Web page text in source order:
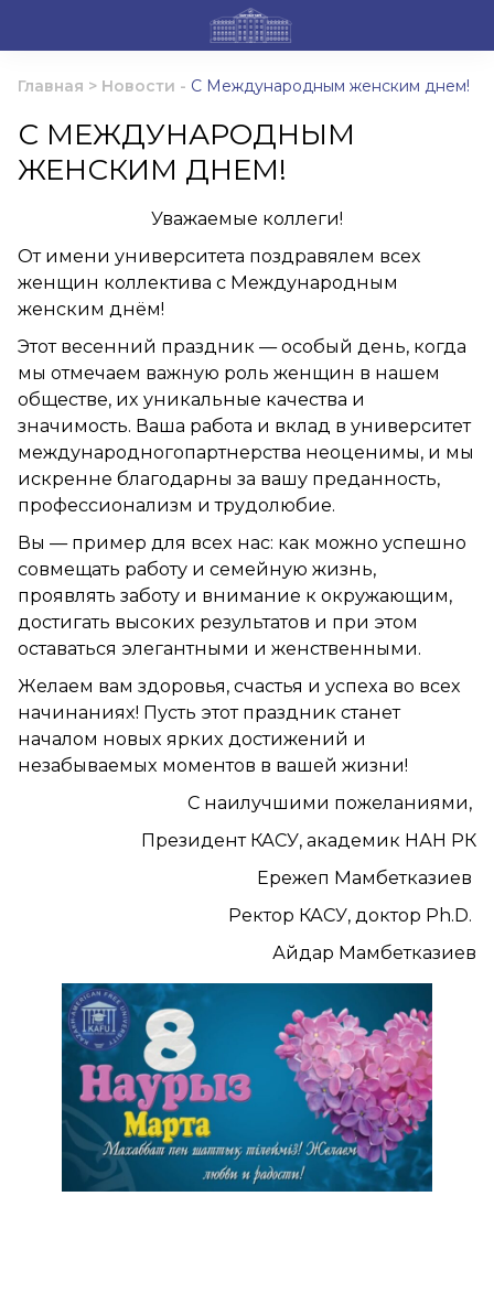
Главная > Новости - С Международным женским днем!
С МЕЖДУНАРОДНЫМ
ЖЕНСКИМ ДНЕМ!
Уважаемые коллеги!
От имени университета поздравялем всех
женщин коллектива с Международным
женским днём!
Этот весенний праздник — особый день, когда
мы отмечаем важную роль женщин в нашем
обществе, их уникальные качества и
значимость. Ваша работа и вклад в университет
международногопартнерства неоценимы, и мы
искренне благодарны за вашу преданность,
профессионализм и трудолюбие.
Вы — пример для всех нас: как можно успешно
совмещать работу и семейную жизнь,
проявлять заботу и внимание к окружающим,
достигать высоких результатов и при этом
оставаться элегантными и женственными.
Желаем вам здоровья, счастья и успеха во всех
начинаниях! Пусть этот праздник станет
началом новых ярких достижений и
незабываемых моментов в вашей жизни!
С наилучшими пожеланиями,
Президент КАСУ, академик НАН РК
Ережеп Мамбетказиев
Ректор КАСУ, доктор Ph.D.
Айдар Мамбетказиев